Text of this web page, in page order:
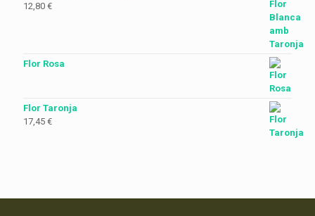
12,80 €
Flor Rosa
Flor Taronja
17,45 €